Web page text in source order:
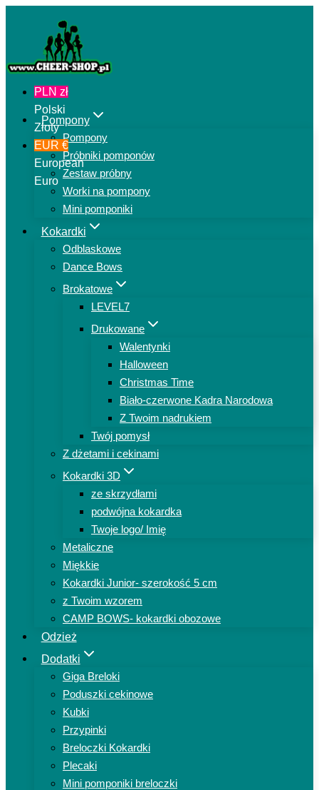
Pompony
Pompony
Próbniki pomponów
Zestaw próbny
Worki na pompony
Mini pomponiki
Kokardki
Odblaskowe
Dance Bows
Brokatowe
LEVEL7
Drukowane
Walentynki
Halloween
Christmas Time
Biało-czerwone Kadra Narodowa
Z Twoim nadrukiem
Twój pomysł
Z dżetami i cekinami
Kokardki 3D
ze skrzydłami
podwójna kokardka
Twoje logo/ Imię
Metaliczne
Miękkie
Kokardki Junior- szerokość 5 cm
z Twoim wzorem
CAMP BOWS- kokardki obozowe
Odzież
Dodatki
Giga Breloki
Poduszki cekinowe
Kubki
Przypinki
Breloczki Kokardki
Plecaki
Mini pomponiki breloczki
PLN zł
Polski
Złoty
EUR €
European
Euro